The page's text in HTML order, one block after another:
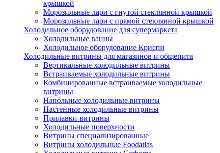
крышкой
Морозильные лари с гнутой стеклянной крышкой
Морозильные лари с прямой стеклянной крышкой
Холодильное оборудование для супермаркета
Холодильные ванны
Холодильное оборудование Криспи
Холодильные витрины для магазинов и общепита
Вертикальные холодильные витрины
Встраиваемые холодильные витрины
Комбинированные встраиваемые холодильные
витрины
Напольные холодильные витрины
Настенные холодильные витрины
Прилавки-витрины
Холодильные поверхности
Витрины специализированные
Витрины холодильные Foodatlas